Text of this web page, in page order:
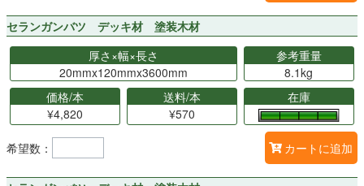
セランガンバツ デッキ材 塗装木材
厚さ×幅×長さ
20mmx120mmx3600mm
参考重量
8.1kg
価格/本
¥4,820
送料/本
¥570
在庫
希望数： カートに追加